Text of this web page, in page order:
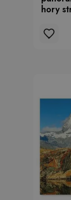
hory